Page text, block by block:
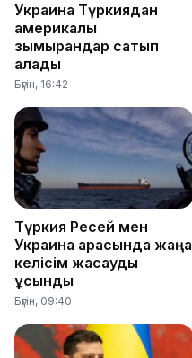
Украина Түркиядан
америкалық
зымырандар сатып
алады
Бүгін, 16:42
Түркия Ресей мен
Украина арасында жаңа
келісім жасауды
ұсынды
Бүгін, 09:40